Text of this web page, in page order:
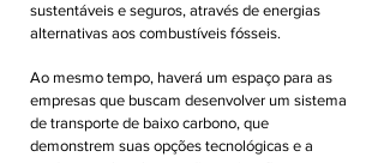
sustentáveis e seguros, através de energias
alternativas aos combustíveis fósseis.
Ao mesmo tempo, haverá um espaço para as
empresas que buscam desenvolver um sistema
de transporte de baixo carbono, que
demonstrem suas opções tecnológicas e a